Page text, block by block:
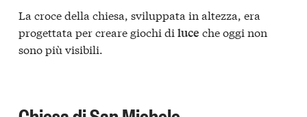
La croce della chiesa, sviluppata in altezza, era
progettata per creare giochi di luce che oggi non
sono più visibili.